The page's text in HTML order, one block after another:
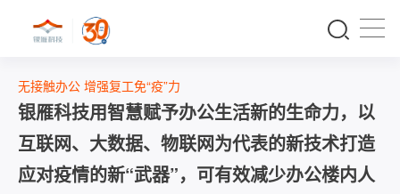
无接触办公 增强复工免“疫”力
银雁科技用智慧赋予办公生活新的生命力，以
互联网、大数据、物联网为代表的新技术打造
应对疫情的新“武器”，可有效减少办公楼内人